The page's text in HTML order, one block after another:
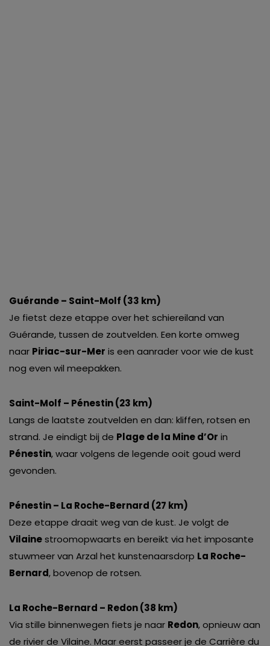
Guérande – Saint-Molf (33 km)
Je fietst deze etappe over het schiereiland van
Guérande, tussen de zoutvelden. Een korte omweg
naar Piriac-sur-Mer is een aanrader voor wie de kust
nog even wil meepakken.
Saint-Molf – Pénestin (23 km)
Langs de laatste zoutvelden en dan: kliffen, rotsen en
strand. Je eindigt bij de Plage de la Mine d’Or in
Pénestin, waar volgens de legende ooit goud werd
gevonden.
Pénestin – La Roche-Bernard (27 km)
Deze etappe draait weg van de kust. Je volgt de
Vilainestroomopwaarts en bereikt via het imposante
stuwmeer van Arzal het kunstenaarsdorp La Roche-
Bernard, bovenop de rotsen.
La Roche-Bernard – Redon (38 km)
Via stille binnenwegen fiets je naar Redon, opnieuw aan
de rivier de Vilaine. Maar eerst passeer je de Carrière du